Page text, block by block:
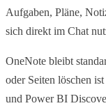
Aufgaben, Pläne,
sich direkt im Chat
OneNote bleibt
oder Seiten löschen
und Power BI